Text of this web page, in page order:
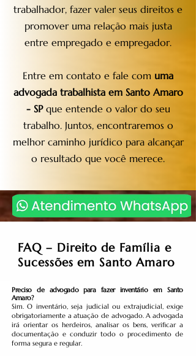
trabalhador, fazer valer seus direitos e
promover uma relação mais justa
entre empregado e empregador.
Entre em contato e fale com uma
advogada trabalhista em Santo Amaro
- SPque entende o valor do seu
trabalho. Juntos, encontraremos o
melhor caminho jurídico para alcançar
o resultado que você merece.
FAQ – Direito de Família e
Sucessões em Santo Amaro
Preciso de advogado para fazer inventário em Santo
Amaro?
Sim. O inventário, seja judicial ou extrajudicial, exige
obrigatoriamente a atuação de advogado. A advogada
irá orientar os herdeiros, analisar os bens, verificar a
documentação e conduzir todo o procedimento de
forma segura e regular.